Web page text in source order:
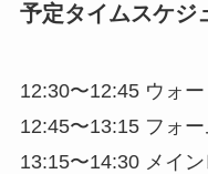
予定タイムスケジ
12:30〜12:45 ウォ
12:45〜13:15 フォ
13:15〜14:30 メイ